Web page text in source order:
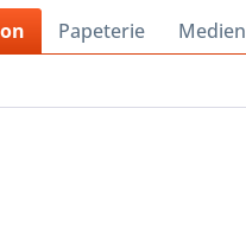
Papeterie Medien